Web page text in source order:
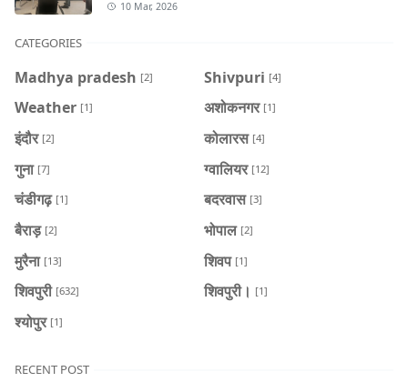
10 Mar, 2026
CATEGORIES
Madhya pradesh [2] Shivpuri [4]
Weather [1] अशोकनगर [1]
इंदौर [2] कोलारस [4]
गुना [7] ग्वालियर [12]
चंडीगढ़ [1] बदरवास [3]
बैराड़ [2] भोपाल [2]
मुरैना [13] शिवप [1]
शिवपुरी [632] शिवपुरी। [1]
श्योपुर [1]
RECENT POST